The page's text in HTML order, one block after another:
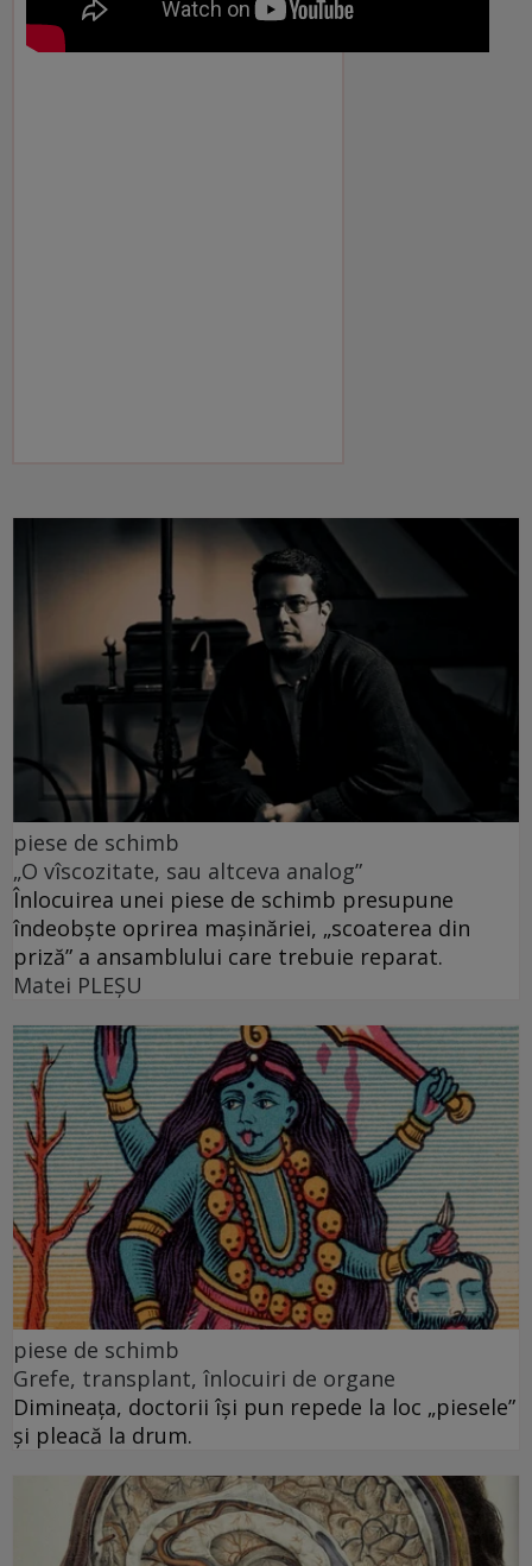
piese de schimb
„O vîscozitate, sau altceva analog”
Înlocuirea unei piese de schimb presupune
îndeobște oprirea mașinăriei, „scoaterea din
priză” a ansamblului care trebuie reparat.
Matei PLEŞU
piese de schimb
Grefe, transplant, înlocuiri de organe
Dimineața, doctorii își pun repede la loc „piesele”
și pleacă la drum.